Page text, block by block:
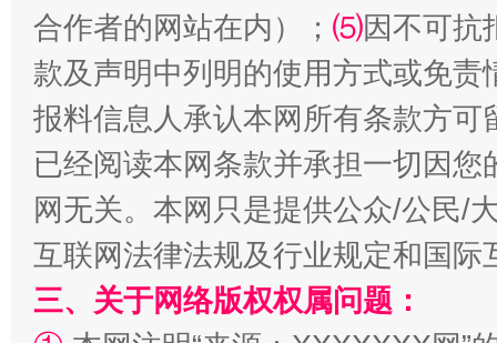
揭批美国五大"原罪" "炒
合作者的网站在内）； ⑸因不可抗
款及声明中列明的使用方式或免责
报料信息人承认本网所有条款方
已经阅读本网条款并承担一切因
网无关。本网只是提供公众/公民/
互联网法律法规及行业规定和国
三、关于网络版权权属问题：